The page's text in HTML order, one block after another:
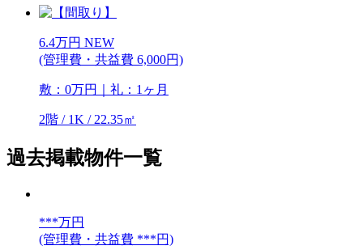
6.4万円 NEW
(管理費・共益費 6,000円)
敷：0万円｜礼：1ヶ月
2階 / 1K / 22.35㎡
過去掲載物件一覧
***万円
(管理費・共益費 ***円)